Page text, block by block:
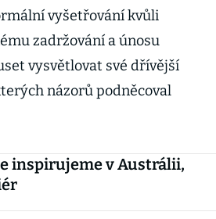
vyšetřování kvůli
zadržování a únosu
vysvětlovat své dřívější
názorů podněcoval
inspirujeme v Austrálii,